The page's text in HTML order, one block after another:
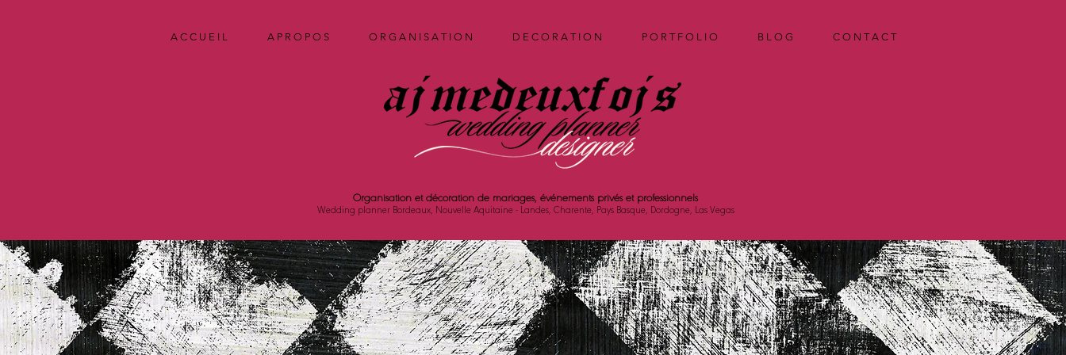
A C C U E I L A P R O P O S O R G A N I S A T I O N D E C O R A T I O N P O R T F O L I O B L O G C O N T A C T
Organisation et décoration de mariages, événements privés et professionnels
Wedding planner Bordeaux, Nouvelle Aquitaine - Landes, Charente, Pays Basque, Dordogne, Las Vegas